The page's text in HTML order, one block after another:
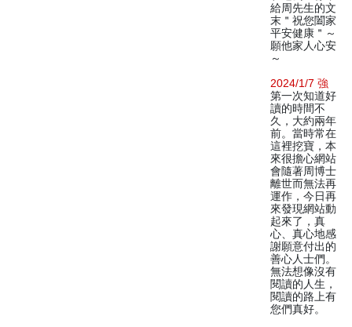
給周先生的文
末＂祝您闔家
平安健康＂～
願他家人心安
～
2024/1/7 強
第一次知道好
讀的時間不
久，大約兩年
前。當時常在
這裡挖寶，本
來很擔心網站
會隨著周博士
離世而無法再
運作，今日再
來發現網站動
起來了，真
心、真心地感
謝願意付出的
善心人士們。
無法想像沒有
閱讀的人生，
閱讀的路上有
您們真好。